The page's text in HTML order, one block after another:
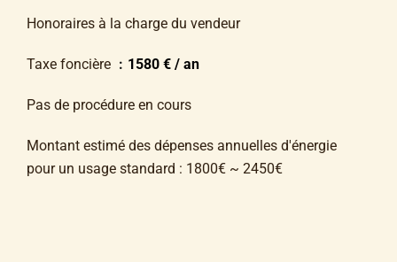
Honoraires à la charge du vendeur
Taxe foncière 1580 € / an
Pas de procédure en cours
Montant estimé des dépenses annuelles d'énergie
pour un usage standard : 1800€ ~ 2450€